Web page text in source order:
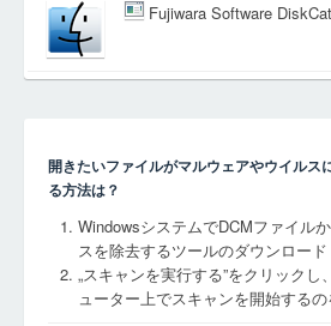
Fujiwara Software
開きたいファイルがマルウェアやウイルス
る方法は？
WindowsシステムでDCMファイル
スを除去するツールのダウンロード
„スキャンを実行する”をクリック
ューター上でスキャンを開始するの